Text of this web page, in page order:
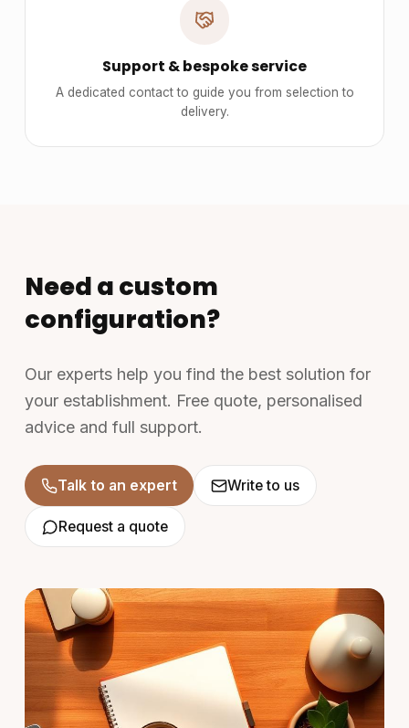
Support & bespoke service
A dedicated contact to guide you from selection to
delivery.
Need a custom
configuration?
Our experts help you find the best solution for
your establishment. Free quote, personalised
advice and full support.
Talk to an expert Write to us
Request a quote